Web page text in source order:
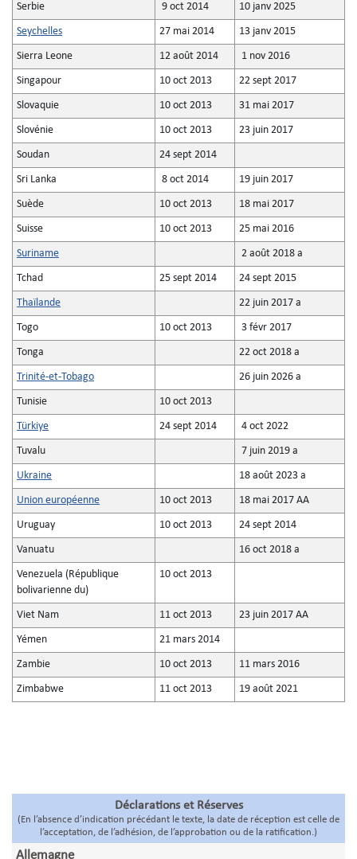
Serbie 9 oct 2014 10 janv 2025
Seychelles 27 mai 2014 13 janv 2015
Sierra Leone 12 août 2014 1 nov 2016
Singapour 10 oct 2013 22 sept 2017
Slovaquie 10 oct 2013 31 mai 2017
Slovénie 10 oct 2013 23 juin 2017
Soudan 24 sept 2014
Sri Lanka 8 oct 2014 19 juin 2017
Suède 10 oct 2013 18 mai 2017
Suisse 10 oct 2013 25 mai 2016
Suriname 2 août 2018 a
Tchad 25 sept 2014 24 sept 2015
Thaïlande 22 juin 2017 a
Togo 10 oct 2013 3 févr 2017
Tonga 22 oct 2018 a
Trinité-et-Tobago 26 juin 2026 a
Tunisie 10 oct 2013
Türkiye 24 sept 2014 4 oct 2022
Tuvalu 7 juin 2019 a
Ukraine 18 août 2023 a
Union européenne 10 oct 2013 18 mai 2017 AA
Uruguay 10 oct 2013 24 sept 2014
Vanuatu 16 oct 2018 a
Venezuela (République
bolivarienne du)
10 oct 2013
Viet Nam 11 oct 2013 23 juin 2017 AA
Yémen 21 mars 2014
Zambie 10 oct 2013 11 mars 2016
Zimbabwe 11 oct 2013 19 août 2021
Déclarations et Réserves
(En l’absence d’indication précédant le texte, la date de réception est celle de
l’acceptation, de l’adhésion, de l’approbation ou de la ratification.)
Allemagne